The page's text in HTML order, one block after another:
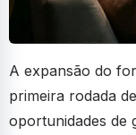
A expansão do
primeira rodada
oportunidades de